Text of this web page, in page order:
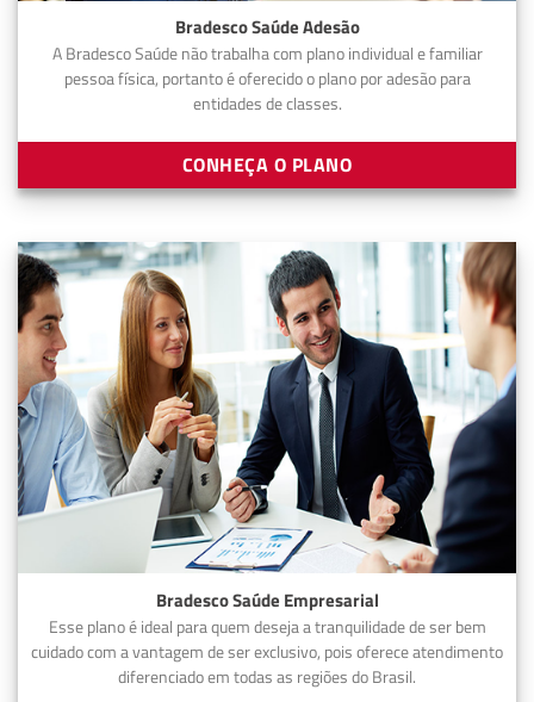
Bradesco Saúde Adesão
A Bradesco Saúde não trabalha com plano individual e familiar
pessoa física, portanto é oferecido o plano por adesão para
entidades de classes.
CONHEÇA O PLANO
Bradesco Saúde Empresarial
Esse plano é ideal para quem deseja a tranquilidade de ser bem
cuidado com a vantagem de ser exclusivo, pois oferece atendimento
diferenciado em todas as regiões do Brasil.